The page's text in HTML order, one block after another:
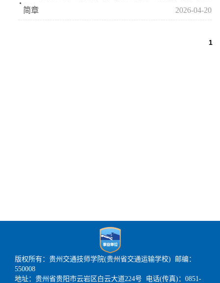
简章
2026-04-20
1
版权所有：贵州交通技师学院(贵州省交通运输学校) 邮编：
550008
地址：贵州省贵阳市云岩区白云大道224号 电话(传真)：0851-